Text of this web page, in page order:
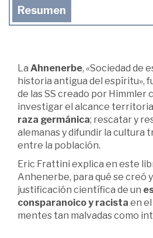
Resumen
La Ahnenerbe, «Sociedad de
historia antigua del espíritu»,
de las SS creado por Himmler
investigar el alcance
raza germánica; rescatar y
alemanas y difundir la cultura
entre la población.
Eric Frattini explica en este
Anhenerbe, para qué se creó
justificación científica de un
consparanoico y racista en
mentes tan malvadas como